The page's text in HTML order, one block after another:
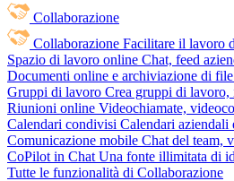
Collaborazione
Collaborazione Facilitare il lavoro
Spazio di lavoro online Chat, feed
Documenti online e archiviazione di file
Gruppi di lavoro Crea gruppi di lavoro,
Riunioni online Videochiamate,
Calendari condivisi Calendari aziendali
Comunicazione mobile Chat del team,
CoPilot in Chat Una fonte illimitata di
Tutte le funzionalità di Collaborazione